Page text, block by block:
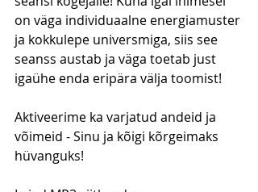
on väga individuaalne energiamuster
ja kokkulepe universmiga, siis see
seanss austab ja väga toetab just
igaühe enda eripära välja toomist!
Aktiveerime ka varjatud andeid ja
võimeid - Sinu ja kõigi kõrgeimaks
hüvanguks!